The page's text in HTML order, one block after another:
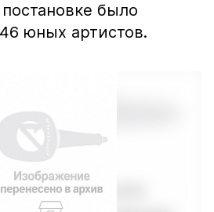
было
юных артистов.